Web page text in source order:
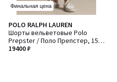
Финальная цена
POLO RALPH LAUREN
Шорты вельветовые Polo
Prepster / Поло Препстер, 15
см
19400 ₽